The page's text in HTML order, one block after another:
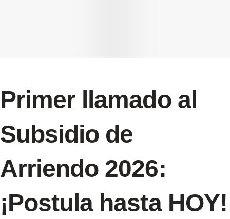
Primer llamado al
Subsidio de
Arriendo 2026:
¡Postula hasta HOY!